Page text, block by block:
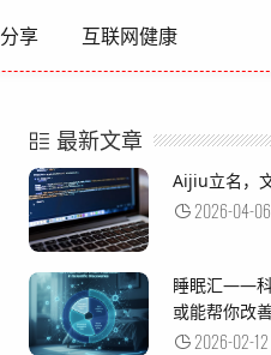
分享 互联网健康
最新文章
Aijiu立名，
2026-04-06
睡眠汇——科
或能帮你改
2026-02-12